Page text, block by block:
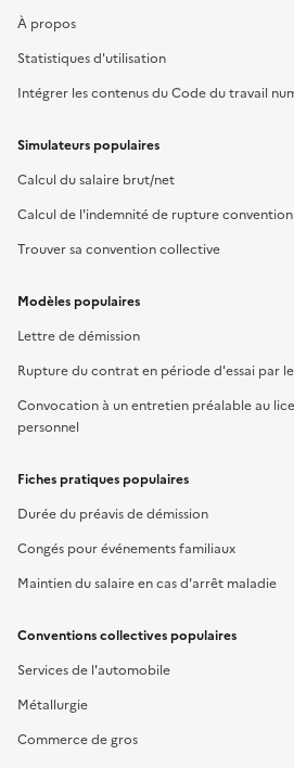
À propos
Statistiques d'utilisation
Intégrer les contenus du Code du travail
Simulateurs populaires
Calcul du salaire brut/net
Calcul de l'indemnité de rupture
Trouver sa convention collective
Modèles populaires
Lettre de démission
Rupture du contrat en période d'essai par
Convocation à un entretien préalable au
personnel
Fiches pratiques populaires
Durée du préavis de démission
Congés pour événements familiaux
Maintien du salaire en cas d'arrêt maladie
Conventions collectives populaires
Services de l'automobile
Métallurgie
Commerce de gros